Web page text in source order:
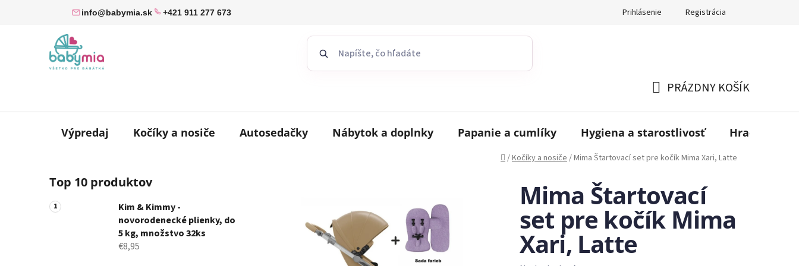
info@babymia.sk +421 911 277 673 Prihlásenie Registrácia
KOŠÍK
PRÁZDNY KOŠÍK
Výpredaj Kočíky a nosiče Autosedačky Nábytok a doplnky Papanie a cumlíky Hygiena a starostlivosť Hračky
Domov
/Kočíky a nosiče/Mima Štartovací set pre kočík Mima Xari, Latte
o
č
n
Top 10 produktov
Kim & Kimmy -
novorodenecké plienky, do
5 kg, množstvo 32ks
€8,95
Mima Štartovací
set pre kočík Mima
Xari, Latte